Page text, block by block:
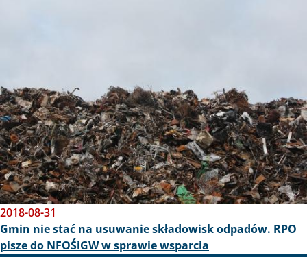
2018-08-31
Gmin nie stać na usuwanie składowisk odpadów. RPO
pisze do NFOŚiGW w sprawie wsparcia